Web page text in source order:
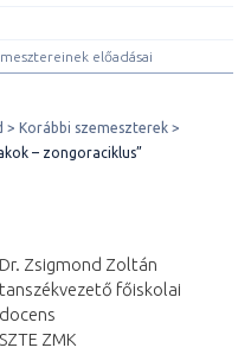
előadásai
Korábbi szemeszterek
– zongoraciklus”
Dr. Zsigmond Zoltán
tanszékvezető főiskolai
docens
SZTE ZMK